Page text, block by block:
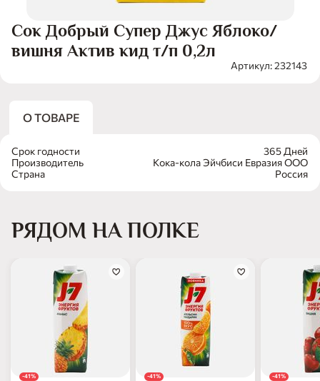
Сок Добрый Супер Джус Яблоко/
вишня Актив кид т/п 0,2л
Артикул: 232143
О ТОВАРЕ
Срок годности
365 Дней
Производитель
Кока-кола Эйчбиси Евразия ООО
Страна
Россия
РЯДОМ НА ПОЛКЕ
-41% -41% -41%